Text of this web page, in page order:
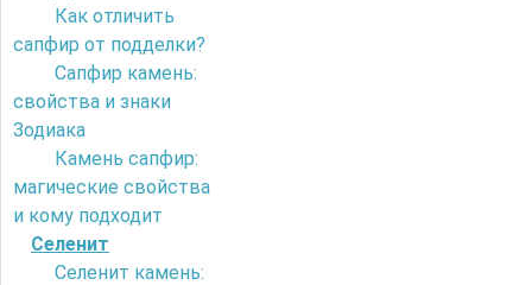
Как отличить
сапфир от подделки?
Сапфир камень:
свойства и знаки
Зодиака
Камень сапфир:
магические свойства
и кому подходит
Селенит
Селенит камень: